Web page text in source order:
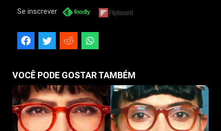
Se inscrever
VOCÊ PODE GOSTAR TAMBÉM